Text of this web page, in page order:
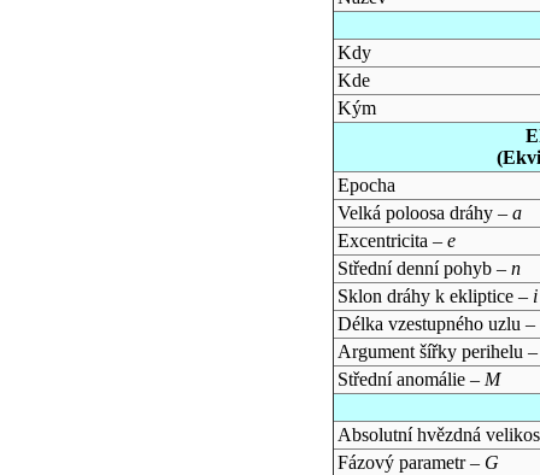
Kdy
Kde
Kým
Epocha
Velká poloosa dráhy – a
Excentricita – e
Střední denní pohyb – n
Sklon dráhy k ekliptice – i
Délka vzestupného uzlu –
Argument šířky perihelu
Střední anomálie – M
Absolutní hvězdná
Fázový parametr – G